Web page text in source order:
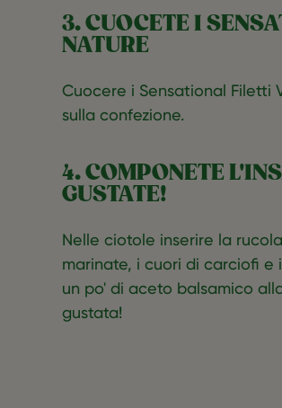
3. CUOCETE I
NATURE
Cuocere i Sensational Filetti
sulla confezione.
4. COMPONETE
GUSTATE!
Nelle ciotole inserire la
marinate, i cuori di carciofi e
un po' di aceto balsamico
gustata!